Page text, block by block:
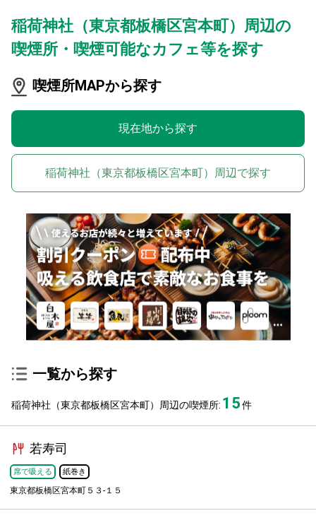
稲荷神社（東京都板橋区宮本町）周辺の
喫煙所・喫煙可能なカフェ等を探す
喫煙所MAPから探す
現在地から探す
稲荷神社（東京都板橋区宮本町）周辺で探す
一覧から探す
稲荷神社（東京都板橋区宮本町）周辺の喫煙所: 15件
若寿司
席で吸える 紙巻き
東京都板橋区宮本町５３-１５